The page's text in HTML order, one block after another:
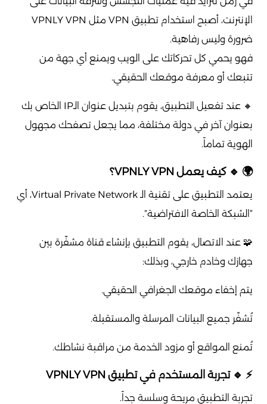
الإنترنت، أصبح استخدام تطبيق VPN مثل VPNLY VPN
ضرورة وليس رفاهية.
فهو يحمي كل تحركاتك على الويب ويمنع أي جهة من
تتبعك أو معرفة موقعك الحقيقي.
🔸 عند تفعيل التطبيق، يقوم بتبديل عنوان الـIP الخاص بك
بعنوان آخر في دولة مختلفة، مما يجعل تصفحك مجهول
الهوية تماماً.
🌍 🔹 كيف يعمل VPNLY VPN؟
يعتمد التطبيق على تقنية الـ Virtual Private Network، أي
“الشبكة الخاصة الافتراضية”.
🧩 عند الاتصال، يقوم التطبيق بإنشاء قناة مشفّرة بين
جهازك وخادم خارجي، وبذلك:
يتم إخفاء موقعك الجغرافي الحقيقي.
تُشفّر جميع البيانات المرسلة والمستقبلة.
تُمنع المواقع أو مزود الخدمة من مراقبة نشاطك.
⚡ 🔹 تجربة المستخدم في تطبيق VPNLY VPN
تجربة التطبيق مريحة وسلسة جداً.